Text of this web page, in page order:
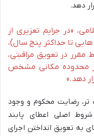
دهد.
اسلامی، «در جرایم تعزیری از
تا حداکثر پنج سال)،
مقرر در تعویق مراقبتی،
محدوده مکانی مشخص
دهد.»
رضایت محکوم و وجود
شروط اصلی اعطای پابند
به تعویق انداختن اجرای